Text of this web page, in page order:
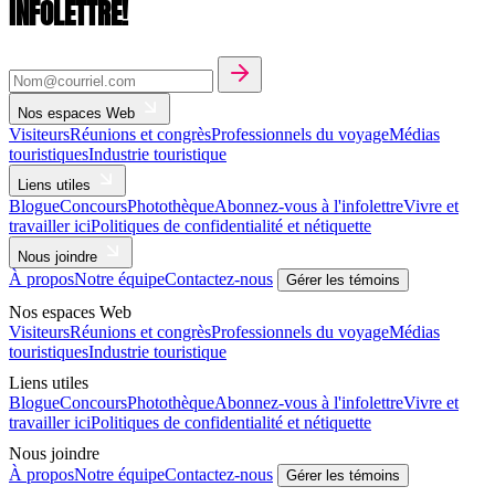
INFOLETTRE!
Nos espaces Web
VisiteursRéunions et congrèsProfessionnels du voyageMédias
touristiquesIndustrie touristique
Liens utiles
BlogueConcoursPhotothèqueAbonnez-vous à l'infolettreVivre et
travailler iciPolitiques de confidentialité et nétiquette
Nous joindre
À proposNotre équipeContactez-nous Gérer les témoins
Nos espaces Web
VisiteursRéunions et congrèsProfessionnels du voyageMédias
touristiquesIndustrie touristique
Liens utiles
BlogueConcoursPhotothèqueAbonnez-vous à l'infolettreVivre et
travailler iciPolitiques de confidentialité et nétiquette
Nous joindre
À proposNotre équipeContactez-nous Gérer les témoins